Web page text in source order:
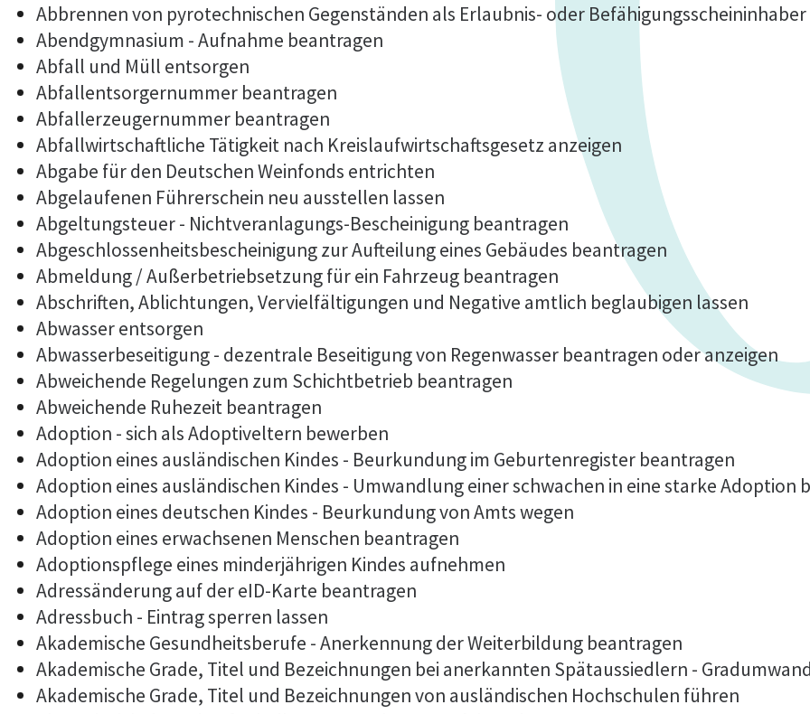
Abbrennen von pyrotechnischen Gegenständen als Erlaubnis- oder Befähigungsscheininhaber
Abendgymnasium - Aufnahme beantragen
Abfall und Müll entsorgen
Abfallentsorgernummer beantragen
Abfallerzeugernummer beantragen
Abfallwirtschaftliche Tätigkeit nach Kreislaufwirtschaftsgesetz anzeigen
Abgabe für den Deutschen Weinfonds entrichten
Abgelaufenen Führerschein neu ausstellen lassen
Abgeltungsteuer - Nichtveranlagungs-Bescheinigung beantragen
Abgeschlossenheitsbescheinigung zur Aufteilung eines Gebäudes beantragen
Abmeldung / Außerbetriebsetzung für ein Fahrzeug beantragen
Abschriften, Ablichtungen, Vervielfältigungen und Negative amtlich beglaubigen lassen
Abwasser entsorgen
Abwasserbeseitigung - dezentrale Beseitigung von Regenwasser beantragen oder anzeigen
Abweichende Regelungen zum Schichtbetrieb beantragen
Abweichende Ruhezeit beantragen
Adoption - sich als Adoptiveltern bewerben
Adoption eines ausländischen Kindes - Beurkundung im Geburtenregister beantragen
Adoption eines ausländischen Kindes - Umwandlung einer schwachen in eine starke Adoption
Adoption eines deutschen Kindes - Beurkundung von Amts wegen
Adoption eines erwachsenen Menschen beantragen
Adoptionspflege eines minderjährigen Kindes aufnehmen
Adressänderung auf der eID-Karte beantragen
Adressbuch - Eintrag sperren lassen
Akademische Gesundheitsberufe - Anerkennung der Weiterbildung beantragen
Akademische Grade, Titel und Bezeichnungen bei anerkannten Spätaussiedlern -
Akademische Grade, Titel und Bezeichnungen von ausländischen Hochschulen führen